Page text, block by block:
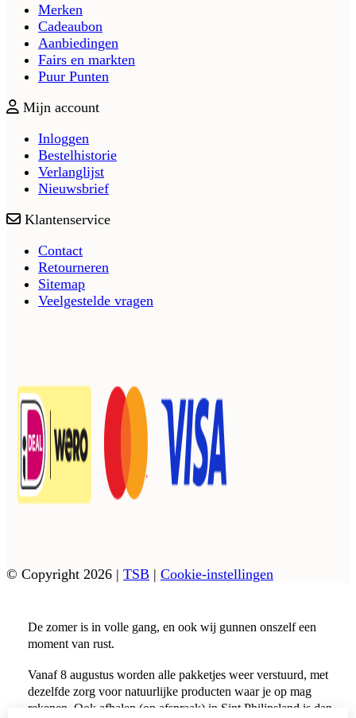
Merken
Cadeaubon
Aanbiedingen
Fairs en markten
Puur Punten
Mijn account
Inloggen
Bestelhistorie
Verlanglijst
Nieuwsbrief
Klantenservice
Contact
Retourneren
Sitemap
Veelgestelde vragen
© Copyright 2026 | TSB | Cookie-instellingen
De zomer is in volle gang, en ook wij gunnen onszelf een
moment van rust.
Vanaf 8 augustus worden alle pakketjes weer verstuurd, met
dezelfde zorg voor natuurlijke producten waar je op mag
rekenen. Ook afhalen (op afspraak) in Sint Philipsland is dan